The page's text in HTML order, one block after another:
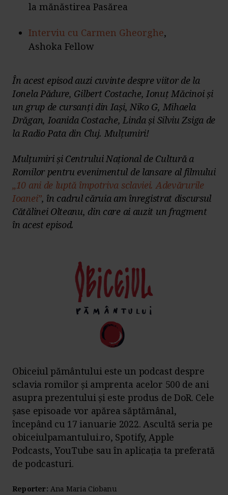
la mănăstirea Pasărea
Interviu cu Carmen Gheorghe,
Ashoka Fellow
În acest episod auzi cuvinte despre viitor de la
Ionela Pădure, Gilbert Costache, Ionuț Măcinoi și
un grup de cursanți din Iași, Niko G, Mihaela
Drăgan, Ioanida Costache, Linda și Silviu Zsiga de
la Radio Pata din Cluj. Mulțumiri!
Mulțumiri și Centrului Național de Cultură a
Romilor pentru evenimentul de lansare al filmului
„10 ani de luptă împotriva sclaviei. Adevărurile
Ioanei”, în cadrul căruia am înregistrat discursul
Cătălinei Olteanu, din care ai auzit un fragment
în acest episod.
Obiceiul pământului este un podcast despre
sclavia romilor și amprenta acelor 500 de ani
asupra prezentului și este produs de DoR. Cele
șase episoade vor apărea săptămânal,
începând cu 17 ianuarie 2022. Ascultă seria pe
obiceiulpamantului.ro, Spotify, Apple
Podcasts, YouTube sau în aplicația ta preferată
de podcasturi.
Reporter: Ana Maria Ciobanu